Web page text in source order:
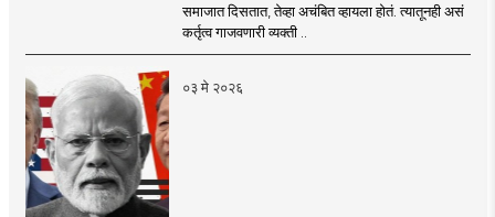
समाजात दिसतात, तेव्हा अचंबित व्हायला होतं. त्यातूनही असं
कर्तृत्व गाजवणारी व्यक्ती ..
०३ मे २०२६